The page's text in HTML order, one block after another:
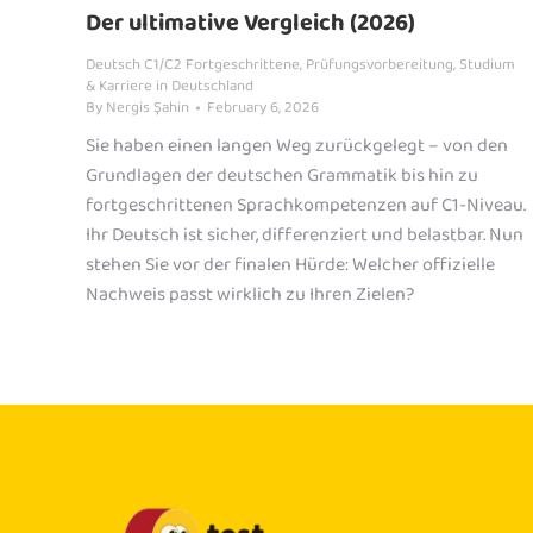
Der ultimative Vergleich (2026)
Deutsch C1/C2 Fortgeschrittene,Prüfungsvorbereitung,Studium
& Karriere in Deutschland
ByNergis Şahin February 6, 2026
Sie haben einen langen Weg zurückgelegt – von den
Grundlagen der deutschen Grammatik bis hin zu
fortgeschrittenen Sprachkompetenzen auf C1-Niveau.
Ihr Deutsch ist sicher, differenziert und belastbar. Nun
stehen Sie vor der finalen Hürde: Welcher offizielle
Nachweis passt wirklich zu Ihren Zielen?